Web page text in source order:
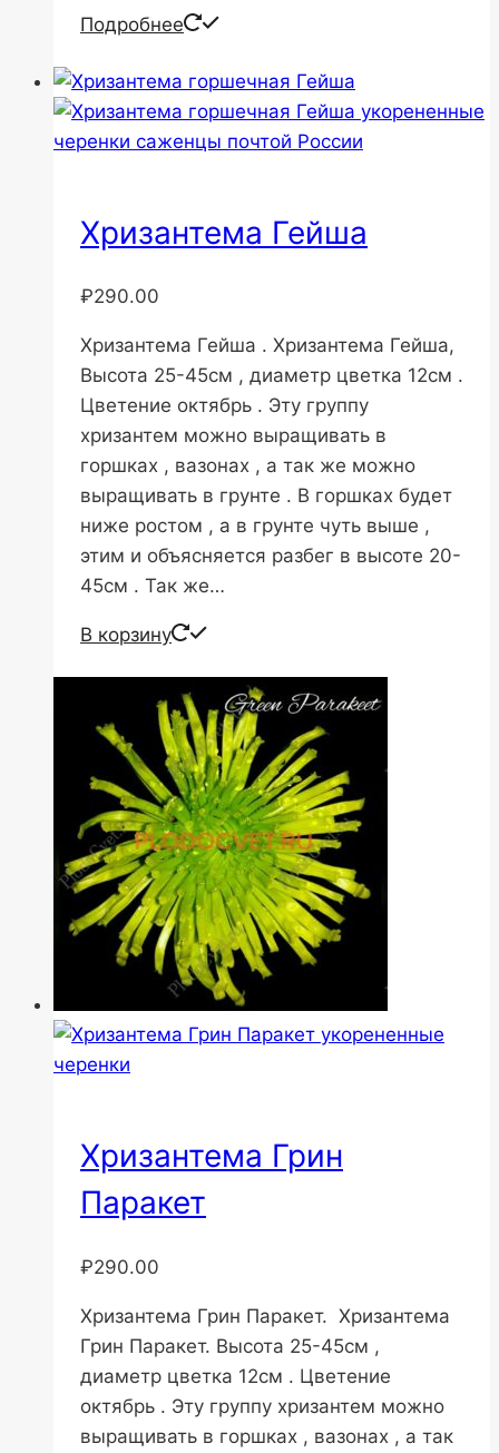
Подробнее
Хризантема Гейша
₽290.00
Хризантема Гейша . Хризантема Гейша,
Высота 25-45см , диаметр цветка 12см .
Цветение октябрь . Эту группу
хризантем можно выращивать в
горшках , вазонах , а так же можно
выращивать в грунте . В горшках будет
ниже ростом , а в грунте чуть выше ,
этим и объясняется разбег в высоте 20-
45см . Так же…
В корзину
Хризантема Грин
Паракет
₽290.00
Хризантема Грин Паракет. Хризантема
Грин Паракет. Высота 25-45см ,
диаметр цветка 12см . Цветение
октябрь . Эту группу хризантем можно
выращивать в горшках , вазонах , а так